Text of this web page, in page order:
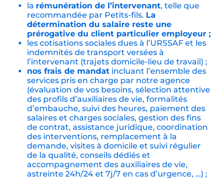
la rémunération de l’intervenant, telle que
recommandée par Petits-fils. La
détermination du salaire reste une
prérogative du client particulier employeur ;
les cotisations sociales dues à l’URSSAF et les
indemnités de transport versées à
l’intervenant (trajets domicile-lieu de travail) ;
nos frais de mandat incluant l’ensemble des
services pris en charge par notre agence
(évaluation de vos besoins, sélection attentive
des profils d’auxiliaires de vie, formalités
d’embauche, suivi des heures, paiement des
salaires et charges sociales, gestion des fins
de contrat, assistance juridique, coordination
des interventions, remplacement à la
demande, visites à domicile et suivi régulier
de la qualité, conseils dédiés et
accompagnement des auxiliaires de vie,
astreinte 24h/24 et 7j/7 en cas d’urgence, …) ;